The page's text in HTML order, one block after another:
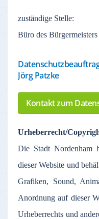
zuständige Stelle:
Büro des Bürgermeisters
Jörg Patzke
Kontakt zum
Urheberrecht/
Die StadtNordenham
dieserWebsite und
Grafiken, Sound,
Anordnung auf dieser
Urheberrechts und